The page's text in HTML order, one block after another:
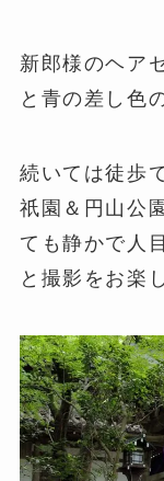
新郎様のヘア
と青の差し色
続いては徒歩
祇園＆円山公
ても静かで人
と撮影をお楽